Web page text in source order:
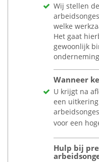
Wij stellen
welke
Het gaat
gewoonlijk
Wanneer
U krijgt na
een
voor een
Hulp bij